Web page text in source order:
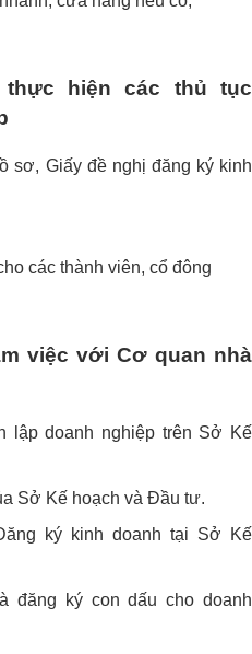
hiện các thủ tục
sơ, Giấy đề nghị đăng ký kinh
các thành viên, cổ đông
việc với Cơ quan nhà
lập doanh nghiệp trên Sở Kế
Sở Kế hoạch và Đầu tư.
ký kinh doanh tại Sở Kế
đăng ký con dấu cho doanh